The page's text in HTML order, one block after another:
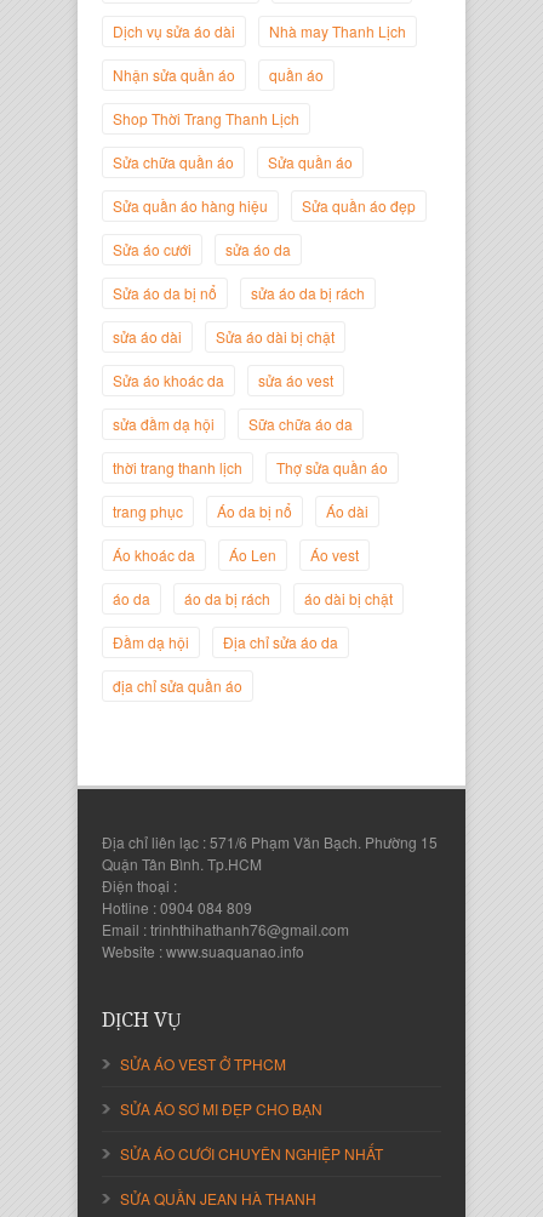
Nguyễn Minh Đức
Giám Đốc Công ty Cây Xanh Gia
Nguyễn
Giám Đốc Công ty Twist Potato
Dịch vụ sửa áo dài Nhà may Thanh Lịch
Nhận sửa quần áo quần áo
Shop Thời Trang Thanh Lịch
Sửa chữa quần áo Sửa quần áo
Sửa quần áo hàng hiệu Sửa quần áo đẹp
Sửa áo cưới sửa áo da
Sửa áo da bị nổ sửa áo da bị rách
sửa áo dài Sửa áo dài bị chật
Sửa áo khoác da sửa áo vest
sửa đầm dạ hội Sữa chữa áo da
thời trang thanh lịch Thợ sửa quần áo
trang phục Áo da bị nổ Áo dài
Áo khoác da Áo Len Áo vest
áo da áo da bị rách áo dài bị chật
Đầm dạ hội Địa chỉ sửa áo da
địa chỉ sửa quần áo
Địa chỉ liên lạc : 571/6 Phạm Văn Bạch. Phường 15
Quận Tân Bình. Tp.HCM
Điện thoại :
Hotline : 0904 084 809
Email : trinhthihathanh76@gmail.com
Website : www.suaquanao.info
DỊCH VỤ
SỬA ÁO VEST Ở TPHCM
SỬA ÁO SƠ MI ĐẸP CHO BẠN
SỬA ÁO CƯỚI CHUYÊN NGHIỆP NHẤT
SỬA QUẦN JEAN HÀ THANH